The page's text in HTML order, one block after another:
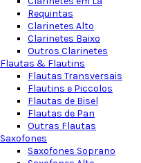
Requintas
Clarinetes Alto
Clarinetes Baixo
Outros Clarinetes
Flautas & Flautins
Flautas Transversais
Flautins e Piccolos
Flautas de Bisel
Flautas de Pan
Outras Flautas
Saxofones
Saxofones Soprano